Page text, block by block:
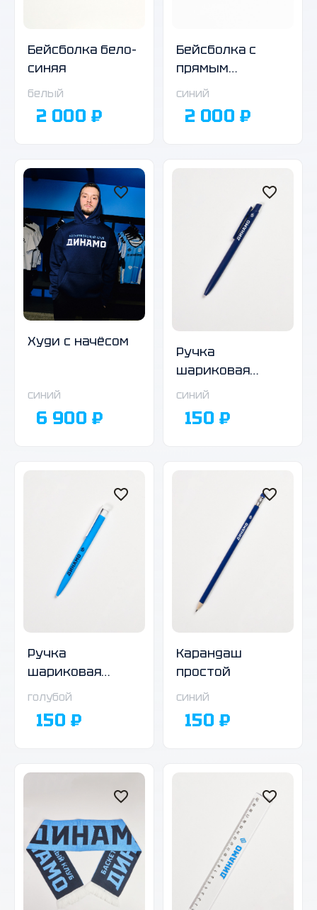
Бейсболка бело-
синяя
белый
2 000 ₽
Бейсболка с
прямым
козырьком
синий
2 000 ₽
Худи с начёсом
синий
6 900 ₽
Ручка
шариковая
автоматическая,
корпус
синий
150 ₽
Ручка
шариковая
автоматическая,
голубой
150 ₽
Карандаш
простой
синий
150 ₽